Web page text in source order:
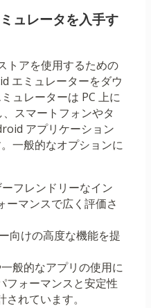
ュレータを入手す
トアを使用するための
エミュレーターをダウ
ュレーターは PC 上に
スマートフォンやタ
アプリケーション
一般的なオプションに
フレンドリーなイン
ーマンスで広く評価さ
向けの高度な機能を提
般的なアプリの使用に
フォーマンスと安定性
れています。